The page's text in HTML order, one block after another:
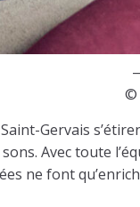
©
Gervais
Avec toute
ne font